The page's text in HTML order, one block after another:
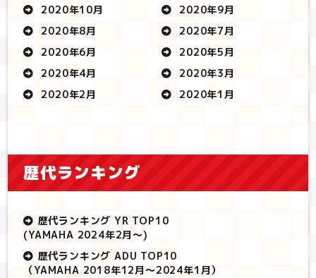
2020年10月
2020年9月
2020年8月
2020年7月
2020年6月
2020年5月
2020年4月
2020年3月
2020年2月
2020年1月
歴代ランキング
歴代ランキング YR TOP10
(YAMAHA 2024年2月～)
歴代ランキング ADU TOP10
（YAMAHA 2018年12月～2024年1月）